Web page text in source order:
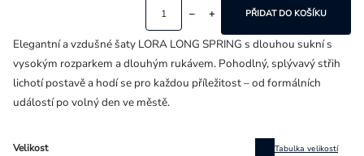
Velikost Tabulka velikostí
PŘIDAT DO KOŠÍKU
Elegantní a vzdušné šaty LORA LONG SPRING s dlouhou sukní s
vysokým rozparkem a dlouhým rukávem. Pohodlný, splývavý střih
lichotí postavě a hodí se pro každou příležitost – od formálních
událostí po volný den ve městě.